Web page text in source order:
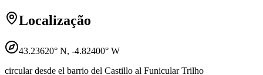
Localização
43.23620° N, -4.82400° W
circular desde el barrio del Castillo al Funicular Trilho